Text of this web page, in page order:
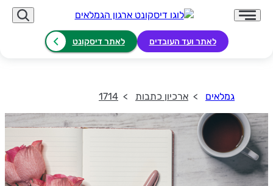
לאתר ועד העובדים לאתר דיסקונט
גמלאים ארכיון כתבות 1714